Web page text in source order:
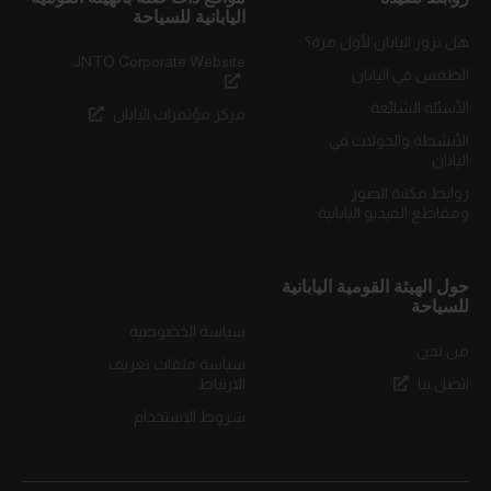
اليابانية للسياحة
حول الهيئة القومية اليابانية
للسياحة